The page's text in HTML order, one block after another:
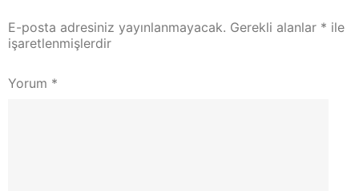
E-posta adresiniz yayınlanmayacak. Gerekli alanlar * ile
işaretlenmişlerdir
Yorum *